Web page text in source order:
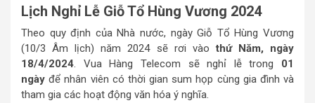
Lịch Nghỉ Lễ Giỗ Tổ Hùng Vương 2024
Theo quy định của Nhà nước, ngày Giỗ Tổ Hùng Vương
(10/3 Âm lịch) năm 2024 sẽ rơi vàothứ Năm, ngày
18/4/2024 . Vua Hàng Telecom sẽ nghỉ lễ trong 01
ngày để nhân viên có thời gian sum họp cùng gia đình và
tham gia các hoạt động văn hóa ý nghĩa.